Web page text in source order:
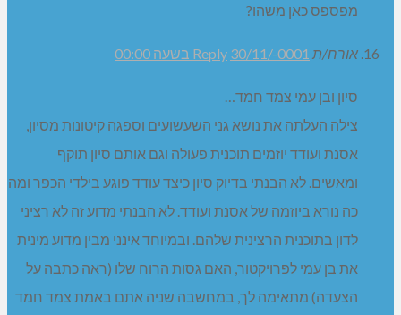
מפספס כאן משהו?
אורח/ת Reply 30/11/-0001 בשעה 00:00
סיון ובן עמי צמד חמד…
צילה העלתה את נושא גני השעשועים וספגה קיטונות מסיון,
אסנת ועודד יוזמים תוכנית פעולה וגם אותם סיון תוקף
ומאשים. לא הבנתי בדיוק סיון כיצד עודד פוגע בילדי הכפר ומה
כה נורא ביוזמה של אסנת ועודד. לא הבנתי מדוע זה לא רציני
לדון בתוכנית הרצינית שלהם. ובמיוחד אינני מבין מדוע מינית
את בן עמי לפרויקטור, האם גסות הרוח שלו (ראה כתבה על
הצעדה) מתאימה לך, במחשבה שניה אתם באמת צמד חמד